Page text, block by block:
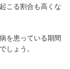
こる割合も高くな
を患っている期間
しょう。